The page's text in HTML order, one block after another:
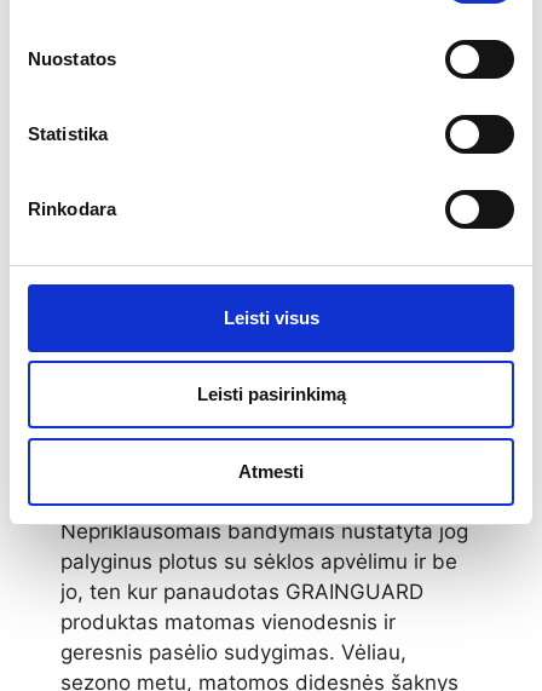
Nuostatos
Statistika
Rinkodara
Leisti visus
Leisti pasirinkimą
Atmesti
2 pav.: Duomenys iš bandymų, kurių
didžioji dalis yra nepriklausomų
Nepriklausomais bandymais nustatyta jog
palyginus plotus su sėklos apvėlimu ir be
jo, ten kur panaudotas GRAINGUARD
produktas matomas vienodesnis ir
geresnis pasėlio sudygimas. Vėliau,
sezono metu, matomos didesnės šaknys